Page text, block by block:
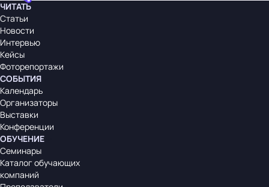
ЧИТАТЬ
Статьи
Новости
Интервью
Кейсы
Фоторепортажи
СОБЫТИЯ
Календарь
Организаторы
Выставки
Конференции
ОБУЧЕНИЕ
Семинары
Каталог обучающих
компаний